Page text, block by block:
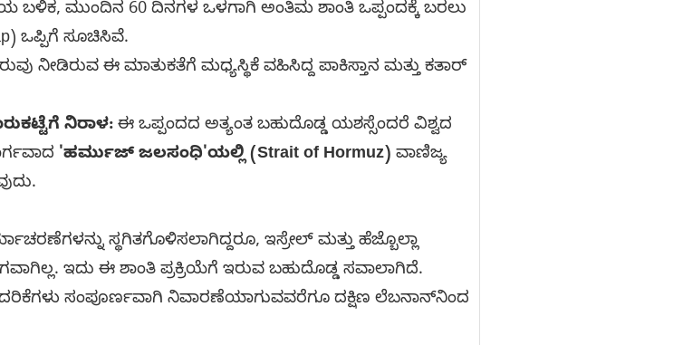
ಬಳಿಕ, ಮುಂದಿನ 60 ದಿನಗಳ ಒಳಗಾಗಿ ಅಂತಿಮ ಶಾಂತಿ ಒಪ್ಪಂದಕ್ಕೆ ಬರಲು
ಒಪ್ಪಿಗೆ ಸೂಚಿಸಿವೆ.
ನೀಡಿರುವ ಈ ಮಾತುಕತೆಗೆ ಮಧ್ಯಸ್ಥಿಕೆ ವಹಿಸಿದ್ದ ಪಾಕಿಸ್ತಾನ ಮತ್ತು ಕತಾರ್
ನಿರಾಳ: ಈ ಒಪ್ಪಂದದ ಅತ್ಯಂತ ಬಹುದೊಡ್ಡ ಯಶಸ್ಸೆಂದರೆ ವಿಶ್ವದ
'ಹರ್ಮುಜ್ ಜಲಸಂಧಿ'ಯಲ್ಲಿ (Strait of Hormuz) ವಾಣಿಜ್ಯ
ಸ್ಥಗಿತಗೊಳಿಸಲಾಗಿದ್ದರೂ, ಇಸ್ರೇಲ್ ಮತ್ತು ಹೆಜ್ಬೊಲ್ಲಾ
ಇದು ಈ ಶಾಂತಿ ಪ್ರಕ್ರಿಯೆಗೆ ಇರುವ ಬಹುದೊಡ್ಡ ಸವಾಲಾಗಿದೆ.
ಸಂಪೂರ್ಣವಾಗಿ ನಿವಾರಣೆಯಾಗುವವರೆಗೂ ದಕ್ಷಿಣ ಲೆಬನಾನ್‌ನಿಂದ